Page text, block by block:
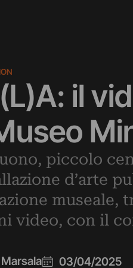
il
piccolo
d’arte
museale,
video, con il
03/04/2025